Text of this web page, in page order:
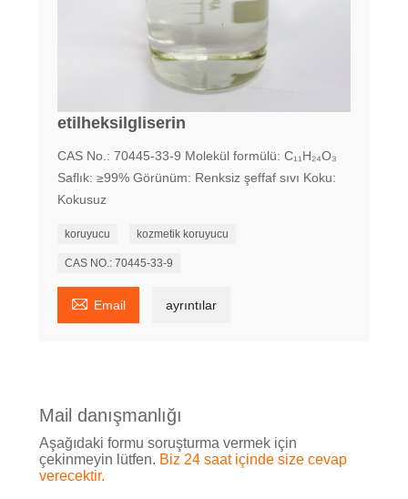
etilheksilgliserin
CAS No.: 70445-33-9 Molekül formülü: C₁₁H₂₄O₃
Saflık: ≥99% Görünüm: Renksiz şeffaf sıvı Koku:
Kokusuz
koruyucu kozmetik koruyucu
CAS NO.: 70445-33-9
 Email ayrıntılar
Mail danışmanlığı
Aşağıdaki formu soruşturma vermek için
çekinmeyin lütfen. Biz 24 saat içinde size cevap
verecektir.